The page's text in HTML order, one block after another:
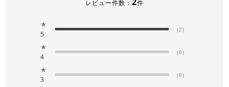
レビュー件数： 件
★
5
(2)
★
4
(0)
★
3
(0)